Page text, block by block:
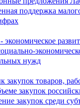
поддержка
экономическое
нужд
закупок товаров,
закупок
закупок среди